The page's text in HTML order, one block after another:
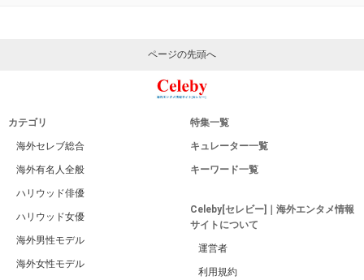
ページの先頭へ
カテゴリ
海外セレブ総合
海外有名人全般
ハリウッド俳優
ハリウッド女優
海外男性モデル
海外女性モデル
特集一覧
キュレーター一覧
キーワード一覧
Celeby[セレビー]｜海外エンタメ情報
サイトについて
運営者
利用規約